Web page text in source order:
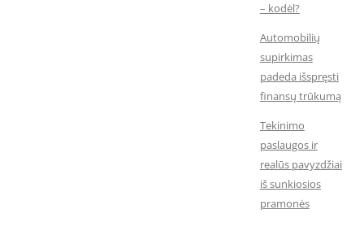
– kodėl?
Automobilių
supirkimas
padeda išspręsti
finansų trūkumą
Tekinimo
paslaugos ir
realūs pavyzdžiai
iš sunkiosios
pramonės